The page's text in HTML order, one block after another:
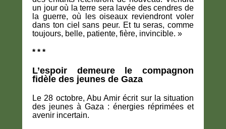
un jour où la terre sera lavée des cendres de
la guerre, où les oiseaux reviendront voler
dans ton ciel sans peur. Et tu seras, comme
toujours, belle, patiente, fière, invincible. »
* * *
L’espoir demeure le compagnon
fidèle des jeunes de Gaza
Le 28 octobre, Abu Amir écrit sur la situation
des jeunes à Gaza : énergies réprimées et
avenir incertain.